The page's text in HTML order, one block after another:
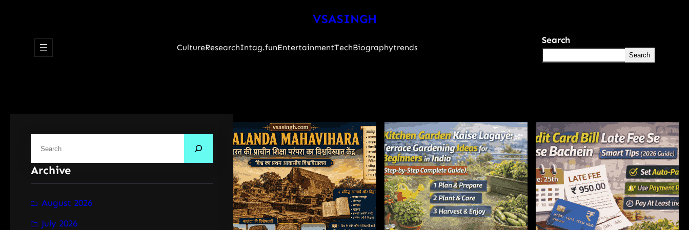
VSASINGH
CultureResearchIntag.funEntertainmentTechBiographytrends
Search
Search
a
r
c
Archive
August 2026
July 2026